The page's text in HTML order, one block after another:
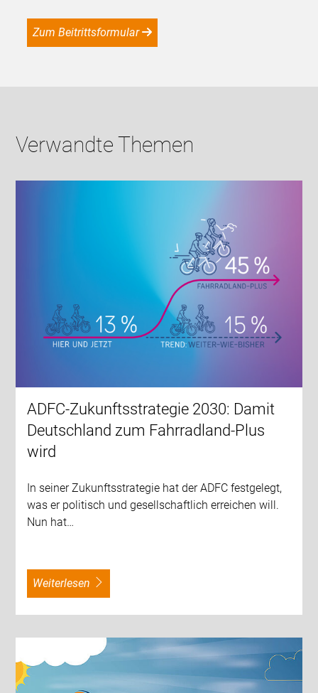
Zum Beitrittsformular
Verwandte Themen
ADFC-Zukunftsstrategie 2030: Damit
Deutschland zum Fahrradland-Plus
wird
In seiner Zukunftsstrategie hat der ADFC festgelegt,
was er politisch und gesellschaftlich erreichen will.
Nun hat…
weiterlesen